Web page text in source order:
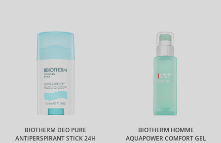
BIOTHERM DEO PURE
ANTIPERSPIRANT STICK 24H
BIOTHERM HOMME
AQUAPOWER COMFORT GEL